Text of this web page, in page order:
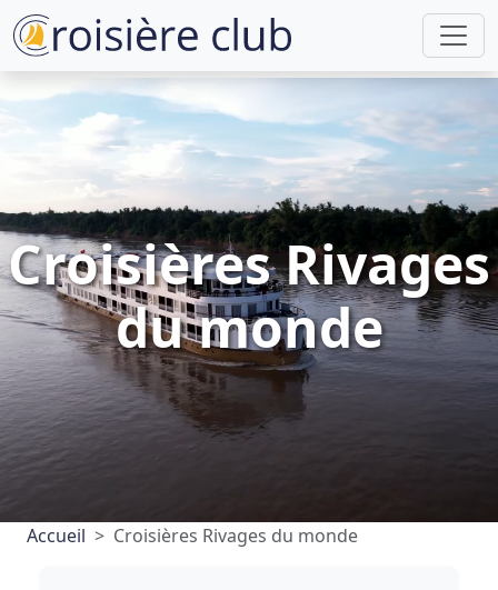
Croisières Rivages
du monde
Accueil Croisières Rivages du monde